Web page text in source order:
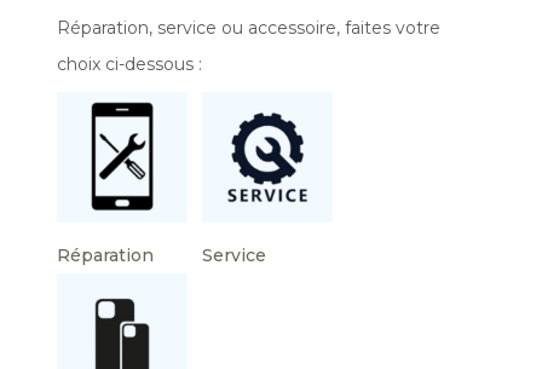
Réparation, service ou accessoire, faites votre
choix ci-dessous :
Réparation Service